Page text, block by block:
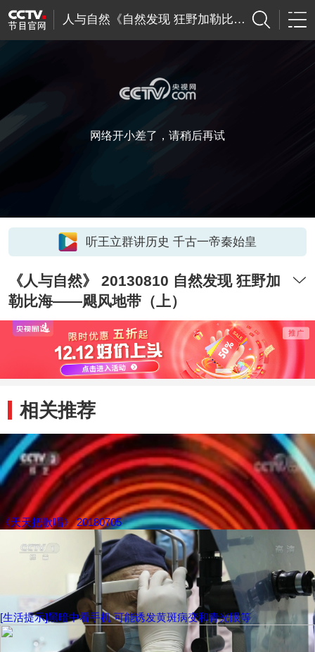
人与自然《自然发现 狂野加勒比海—飓风地带
网络开小差了，请稍后再试
听王立群讲历史 千古一帝秦始皇
《人与自然》 20130810 自然发现 狂野加
勒比海——飓风地带（上）
相关推荐
《天天把歌唱》 20180705
[生活提示]黑暗中看手机 可能诱发黄斑病变和青光眼等